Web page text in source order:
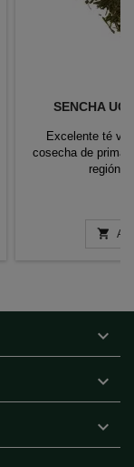
SENCHA
Excelente té
cosecha de
región



